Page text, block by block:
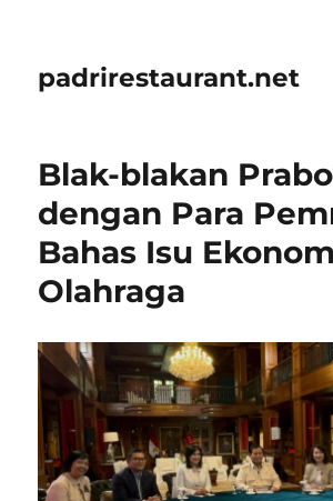
padrirestaurant.net
Blak-blakan
dengan Para
Bahas Isu
Olahraga